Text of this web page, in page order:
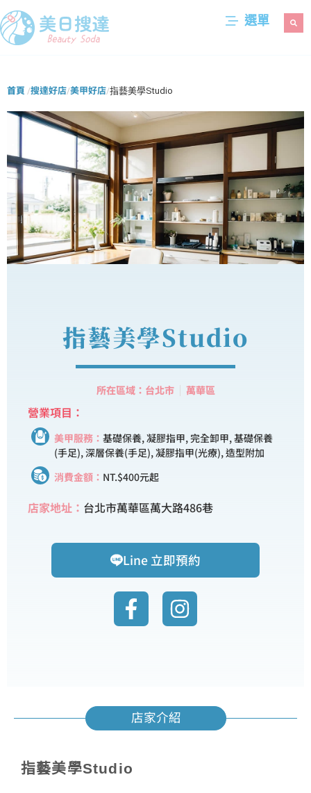
選單
首頁 /搜達好店/美甲好店/指藝美學Studio
指藝美學Studio
所在區域：台北市 萬華區
營業項目：
美甲服務： 基礎保養, 凝膠指甲, 完全卸甲, 基礎保養
(手足), 深層保養(手足), 凝膠指甲(光療), 造型附加
消費金額： NT.$400元起
店家地址： 台北市萬華區萬大路486巷
Line 立即預約
店家介紹
指藝美學Studio